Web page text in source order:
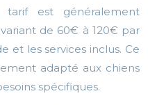
est généralement
de 60€ à 120€ par
et les services inclus. Ce
adapté aux chiens
spécifiques.